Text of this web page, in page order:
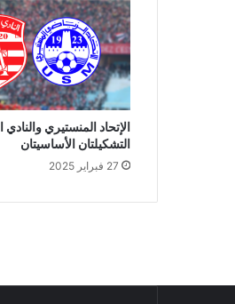
الإتحاد المنستيري والنادي
التشكيلتان الأساسيتان
27 فبراير 2025